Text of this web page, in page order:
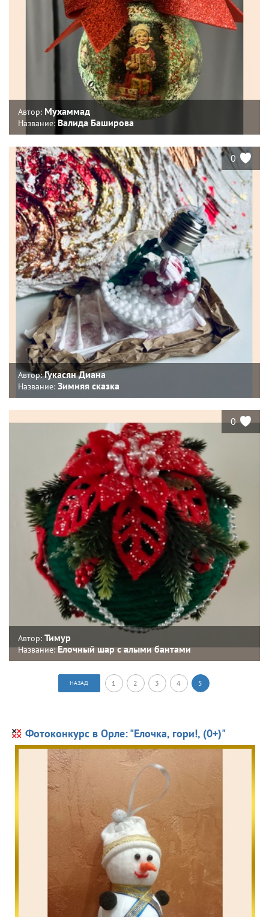
Автор: Мухаммад
Название: Валида Баширова
0
Автор:Гукасян Диана
Название: Зимняя сказка
0
Автор: Тимур
Название:Елочный шар с алыми бантами
НАЗАД 1 2 3 4 5
Фотоконкурс в Орле: "Елочка, гори!, (0+)"